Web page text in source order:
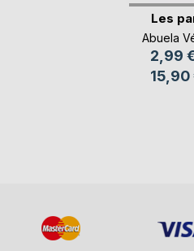
Les
Abuela
2,99
15,90